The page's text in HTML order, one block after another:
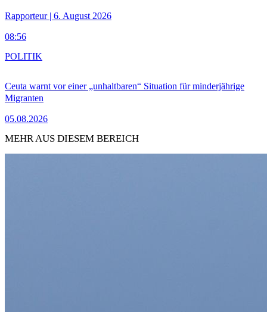
Rapporteur | 6. August 2026
08:56
Ceuta warnt vor einer „unhaltbaren“ Situation für minderjährige
Migranten
05.08.2026
POLITIK
MEHR AUS DIESEM BEREICH